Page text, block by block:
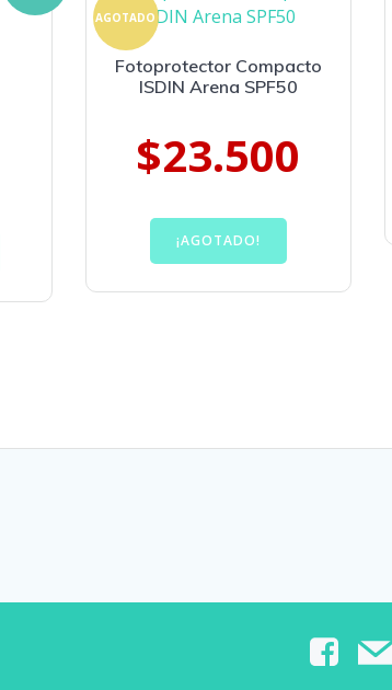
AGOTADO
Fotoprotector Compacto
ISDIN Arena SPF50
$23.500
¡AGOTADO!